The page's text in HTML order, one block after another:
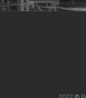
2022 ©